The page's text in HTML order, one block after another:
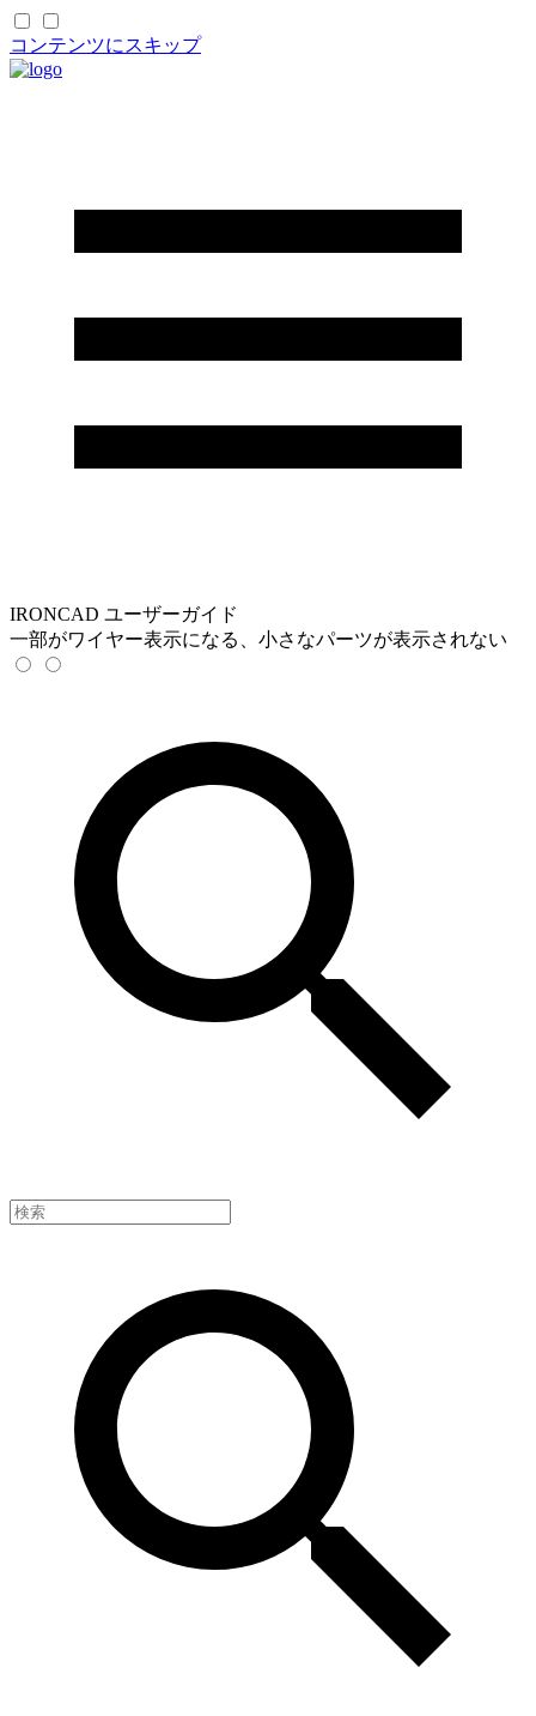
コンテンツにスキップ
IRONCAD ユーザーガイド
一部がワイヤー表示になる、小さなパーツが表示されない